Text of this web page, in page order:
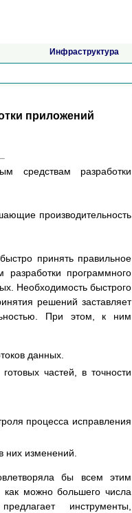
Инфраструктура
приложений
средствам разработки
производительность
принять правильное
программного
Необходимость быстрого
решений заставляет
При этом, к ним
данных.
частей, в точности
процесса исправления
них изменений.
бы всем этим
можно большего числа
инструменты,